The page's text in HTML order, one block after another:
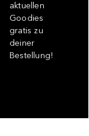
aktuellen
Goodies
gratis zu
deiner
Bestellung!